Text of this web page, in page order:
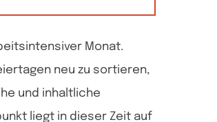
Monat.
neu zu sortieren,
und inhaltliche
liegt in dieser Zeit auf